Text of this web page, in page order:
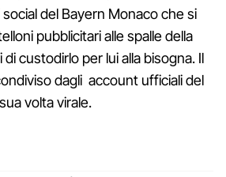
del Bayern Monaco che si
pubblicitari alle spalle della
custodirlo per lui alla bisogna. Il
dagli account ufficiali del
volta virale.